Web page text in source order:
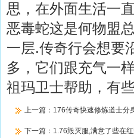
思，在外面生活一
恶毒蛇这是何物盟
一层.传奇行会想要
多，它们跟充气一
祖玛卫士帮助，有
上一篇： 176传奇快速修炼道士分
下一篇： 1.76毁灭服,满意了些在